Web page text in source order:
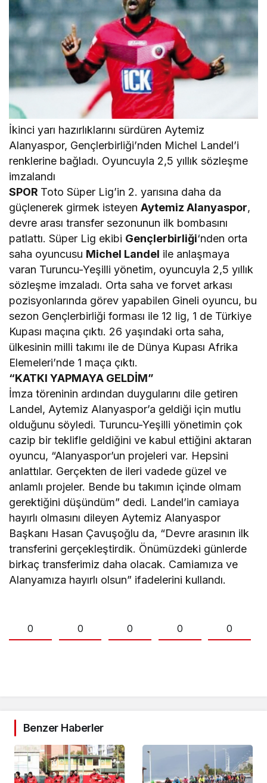
İkinci yarı hazırlıklarını sürdüren Aytemiz
Alanyaspor, Gençlerbirliği’nden Michel Landel’i
renklerine bağladı. Oyuncuyla 2,5 yıllık sözleşme
imzalandı
SPOR Toto Süper Lig’in 2. yarısına daha da
güçlenerek girmek isteyenAytemiz Alanyaspor,
devre arası transfer sezonunun ilk bombasını
patlattı. Süper Lig ekibi Gençlerbirliği‘nden orta
saha oyuncusu Michel Landel ile anlaşmaya
varan Turuncu-Yeşilli yönetim, oyuncuyla 2,5 yıllık
sözleşme imzaladı. Orta saha ve forvet arkası
pozisyonlarında görev yapabilen Gineli oyuncu, bu
sezon Gençlerbirliği forması ile 12 lig, 1 de Türkiye
Kupası maçına çıktı. 26 yaşındaki orta saha,
ülkesinin milli takımı ile de Dünya Kupası Afrika
Elemeleri’nde 1 maça çıktı.
“KATKI YAPMAYA GELDİM”
İmza töreninin ardından duygularını dile getiren
Landel, Aytemiz Alanyaspor’a geldiği için mutlu
olduğunu söyledi. Turuncu-Yeşilli yönetimin çok
cazip bir teklifle geldiğini ve kabul ettiğini aktaran
oyuncu, “Alanyaspor’un projeleri var. Hepsini
anlattılar. Gerçekten de ileri vadede güzel ve
anlamlı projeler. Bende bu takımın içinde olmam
gerektiğini düşündüm” dedi. Landel’in camiaya
hayırlı olmasını dileyen Aytemiz Alanyaspor
Başkanı Hasan Çavuşoğlu da, “Devre arasının ilk
transferini gerçekleştirdik. Önümüzdeki günlerde
birkaç transferimiz daha olacak. Camiamıza ve
Alanyamıza hayırlı olsun” ifadelerini kullandı.
0 0 0 0 0
Benzer Haberler